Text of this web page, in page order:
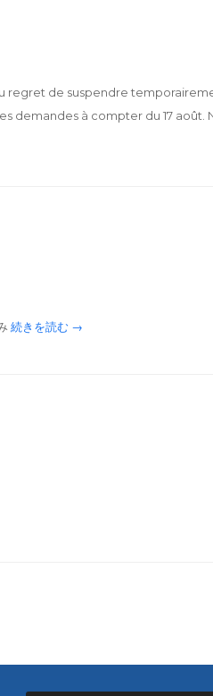
regret de suspendre
demandes à compter du 17 août.
続きを読む →